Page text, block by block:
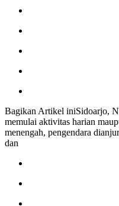
Bagikan Artikel iniSidoarjo,
memulai aktivitas harian
menengah, pengendara
dan